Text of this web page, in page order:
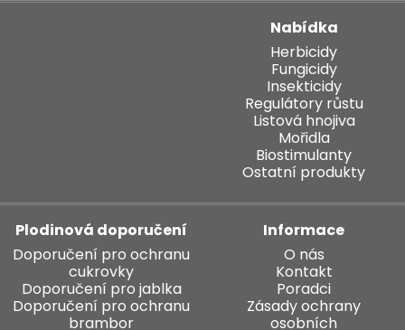
Nabídka
Herbicidy
Fungicidy
Insekticidy
Regulátory růstu
Listová hnojiva
Mořidla
Biostimulanty
Ostatní produkty
Plodinová doporučení
Doporučení pro ochranu
cukrovky
Doporučení pro jablka
Doporučení pro ochranu
brambor
Informace
O nás
Kontakt
Poradci
Zásady ochrany
osobních